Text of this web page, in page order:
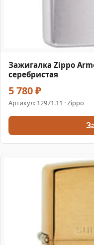
Зажигалка Zippo
серебристая
5 780 ₽
Артикул: 12971.11 · Zippo